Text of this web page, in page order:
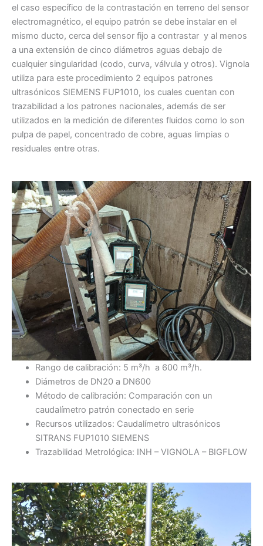
el caso específico de la contrastación en terreno del sensor
electromagnético, el equipo patrón se debe instalar en el
mismo ducto, cerca del sensor fijo a contrastar y al menos
a una extensión de cinco diámetros aguas debajo de
cualquier singularidad (codo, curva, válvula y otros). Vignola
utiliza para este procedimiento 2 equipos patrones
ultrasónicos SIEMENS FUP1010, los cuales cuentan con
trazabilidad a los patrones nacionales, además de ser
utilizados en la medición de diferentes fluidos como lo son
pulpa de papel, concentrado de cobre, aguas limpias o
residuales entre otras.
Rango de calibración: 5 m³/h a 600 m³/h.
Diámetros de DN20 a DN600
Método de calibración: Comparación con un
caudalímetro patrón conectado en serie
Recursos utilizados: Caudalímetro ultrasónicos
SITRANS FUP1010 SIEMENS
Trazabilidad Metrológica: INH – VIGNOLA – BIGFLOW